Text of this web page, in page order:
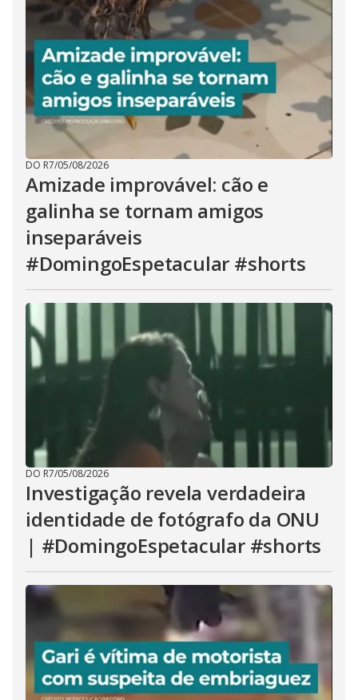
DO R7/05/08/2026
Amizade improvável: cão e
galinha se tornam amigos
inseparáveis
#DomingoEspetacular #shorts
DO R7/05/08/2026
Investigação revela verdadeira
identidade de fotógrafo da ONU
| #DomingoEspetacular #shorts